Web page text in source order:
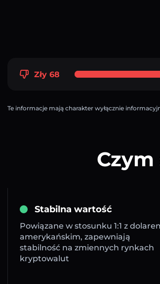
Zły 68
Te informacje mają charakter wyłącznie
Stabilna wartość
Powiązane w stosunku 1:1 z
amerykańskim, zapewniają
stabilność na zmiennych rynkach
kryptowalut